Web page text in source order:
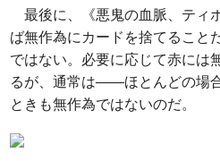
最後に、《悪鬼の血脈、ティ
ば無作為にカードを捨てること
ではない。必要に応じて赤には
るが、通常は――ほとんどの場
ときも無作為ではないのだ。